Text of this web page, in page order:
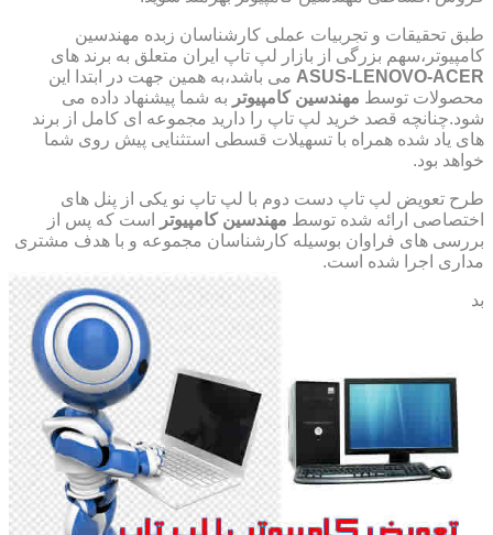
طبق تحقیقات و تجربیات عملی کارشناسان زبده مهندسین
کامپیوتر،سهم بزرگی از بازار لپ تاپ ایران متعلق به برند های
ASUS-LENOVO-ACER می باشد،به همین جهت در ابتدا این
محصولات توسط مهندسین کامپیوتر به شما پیشنهاد داده می
شود.چنانچه قصد خرید لپ تاپ را دارید مجموعه ای کامل از برند
های یاد شده همراه با تسهیلات قسطی استثنایی پیش روی شما
خواهد بود.
طرح تعویض لپ تاپ دست دوم با لپ تاپ نو یکی از پنل های
اختصاصی ارائه شده توسط مهندسین کامپیوتر
است که پس از
بررسی های فراوان بوسیله کارشناسان مجموعه و با هدف مشتری
مداری اجرا شده است.
بد